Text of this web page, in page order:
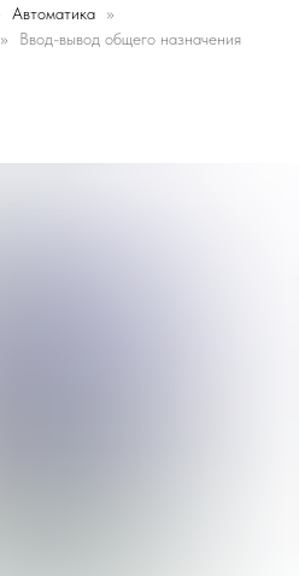
Автоматика
Ввод-вывод общего назначения